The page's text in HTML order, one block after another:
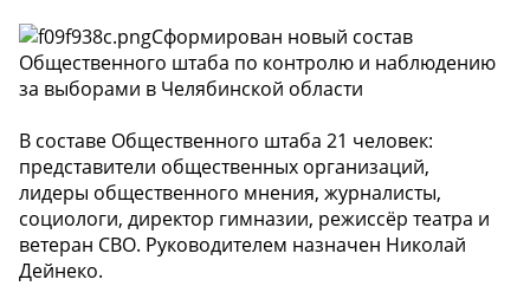
Сформирован новый состав
Общественного штаба по контролю и наблюдению
за выборами в Челябинской области
В составе Общественного штаба 21 человек:
представители общественных организаций,
лидеры общественного мнения, журналисты,
социологи, директор гимназии, режиссёр театра и
ветеран СВО. Руководителем назначен Николай
Дейнеко.